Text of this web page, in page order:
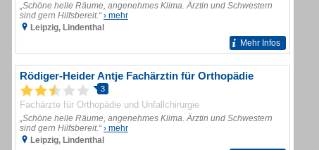
„Schöne helle Räume, angenehmes Klima. Ärztin und Schwestern
sind gern Hilfsbereit.“› mehr
Leipzig, Lindenthal
Mehr Infos
Rödiger-Heider Antje Fachärztin für Orthopädie
3
Fachärzte für Orthopädie und Unfallchirurgie
„Schöne helle Räume, angenehmes Klima. Ärztin und Schwestern
sind gern Hilfsbereit.“› mehr
Leipzig, Lindenthal